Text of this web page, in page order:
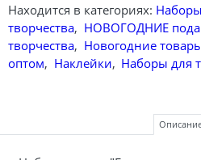
Находится в категориях:
творчества, НОВОГОДНИЕ
творчества, Новогодние
оптом, Наклейки, Наборы для